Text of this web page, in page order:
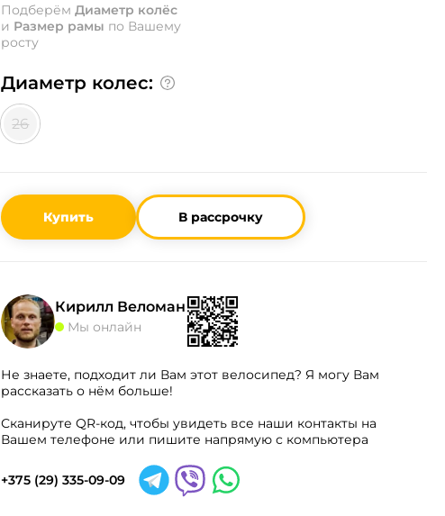
ПодберёмДиаметр колёс
и Размер рамы по Вашему
росту
Диаметр колес:
26
Купить В рассрочку
Кирилл Веломан
Мы онлайн
Не знаете, подходит ли Вам этот велосипед? Я могу Вам
рассказать о нём больше!
Сканируте QR-код, чтобы увидеть все наши контакты на
Вашем телефоне или пишите напрямую с компьютера
+375 (29) 335-09-09